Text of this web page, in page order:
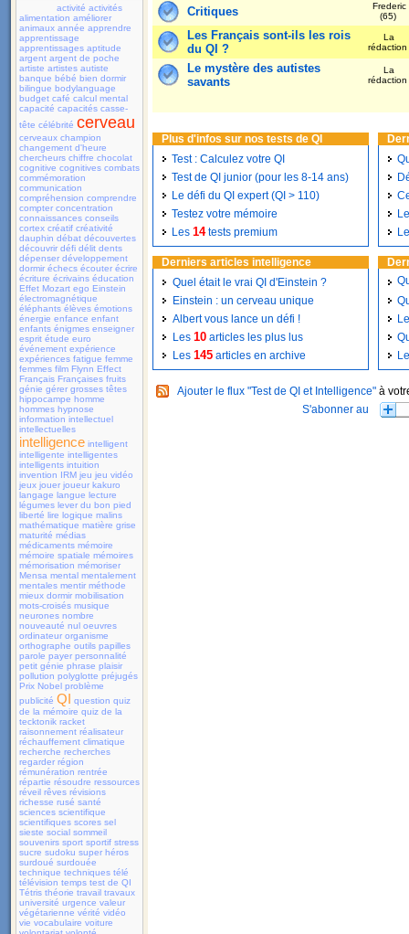
activité activités
alimentation améliorer
animaux année apprendre
apprentissage
apprentissages aptitude
argent argent de poche
artiste artistes autiste
banque bébé bien dormir
bilingue bodylanguage
budget café calcul mental
capacité capacités casse-
tête célébrité cerveau
cerveaux champion
changement d'heure
chercheurs chiffre chocolat
cognitive cognitives combats
commémoration
communication
compréhension comprendre
compter concentration
connaissances conseils
cortex créatif créativité
dauphin débat découvertes
découvrir défi délit dents
dépenser développement
dormir échecs écouter écrire
écriture écrivains éducation
Effet Mozart ego Einstein
électromagnétique
éléphants élèves émotions
énergie enfance enfant
enfants énigmes enseigner
esprit étude euro
événement expérience
expériences fatigue femme
femmes film Flynn Effect
Français Françaises fruits
génie gérer grosses têtes
hippocampe homme
hommes hypnose
information intellectuel
intellectuelles
intelligence intelligent
intelligente intelligentes
intelligents intuition
invention IRM jeu jeu vidéo
jeux jouer joueur kakuro
langage langue lecture
légumes lever du bon pied
liberté lire logique malins
mathématique matière grise
maturité médias
médicaments mémoire
mémoire spatiale mémoires
mémorisation mémoriser
Mensa mental mentalement
mentales mentir méthode
mieux dormir mobilisation
mots-croisés musique
neurones nombre
nouveauté nul oeuvres
ordinateur organisme
orthographe outils papilles
parole payer personnalité
petit génie phrase plaisir
pollution polyglotte préjugés
Prix Nobel problème
publicité QI question quiz
de la mémoire quiz de la
tecktonik racket
raisonnement réalisateur
réchauffement climatique
recherche recherches
regarder région
rémunération rentrée
répartie résoudre ressources
réveil rêves révisions
richesse rusé santé
sciences scientifique
scientifiques scores sel
sieste social sommeil
souvenirs sport sportif stress
sucre sudoku super héros
surdoué surdouée
technique techniques télé
télévision temps test de QI
Tétris théorie travail travaux
université urgence valeur
végétarienne vérité vidéo
vie vocabulaire voiture
Critiques
Frederic
(65)
Les Français sont-ils les rois
du QI ?
La
rédaction
Le mystère des autistes
savants
La
rédaction
Plus d'infos sur nos tests de QI
Test : Calculez votre QI
Test de QI junior (pour les 8-14 ans)
Le défi du QI expert (QI > 110)
Testez votre mémoire
Les 14tests premium
Derniers articles intelligence
Quel était le vrai QI d'Einstein ?
Einstein : un cerveau unique
Albert vous lance un défi !
Les 10 articles les plus lus
Les 145 articles en archive
Ajouter le flux "Test de QI et Intelligence" à